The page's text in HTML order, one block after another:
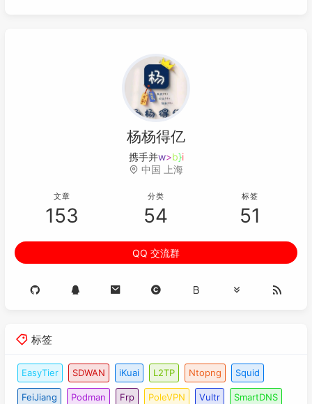
杨杨得亿
携手并进，共创未来
中国 上海
文章
153
分类
54
标签
51
QQ 交流群
标签
EasyTier SDWAN iKuai L2TP Ntopng Squid
FeiJiang Podman Frp PoleVPN Vultr SmartDNS